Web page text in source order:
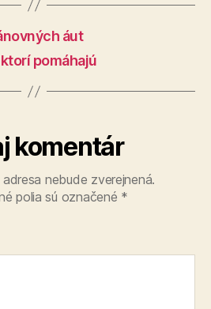
áut
pomáhajú
komentár
nebude zverejnená.
polia sú označené *